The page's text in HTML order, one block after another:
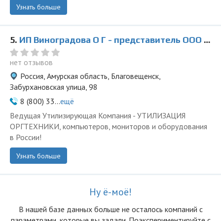
Узнать больше
5. ИП Виноградова О Г - представитель ООО Ведущая Утилизирующая Компания
нет отзывов
Россия, Амурская область, Благовещенск,
Забурхановская улица, 98
8 (800) 33...ещё
Ведущая Утилизирующая Компания - УТИЛИЗАЦИЯ
ОРГТЕХНИКИ, компьютеров, мониторов и оборудования
в России!
Узнать больше
Ну ё-моё!
В нашей базе данных больше не осталоcь компаний с